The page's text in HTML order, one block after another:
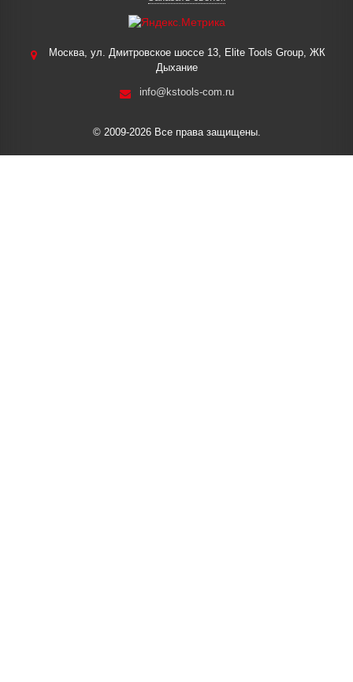
Москва, ул. Дмитровское шоссе 13, Elite Tools Group, ЖК
Дыхание
info@kstools-com.ru
© 2009-2026 Все права защищены.